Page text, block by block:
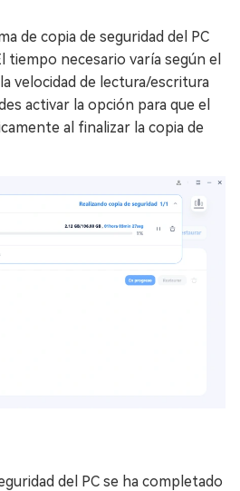
de copia de seguridad del PC
tiempo necesario varía según el
velocidad de lectura/escritura
activar la opción para que el
al finalizar la copia de
del PC se ha completado